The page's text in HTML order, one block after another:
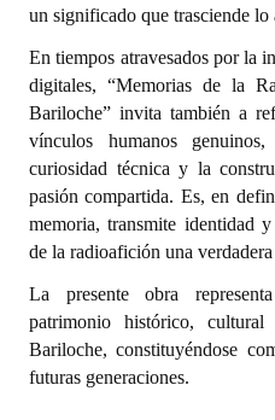
Bariloche, Municipio
Entrega de distinciones
REFORMA DE LA CARTA
un significado que trasciende
En tiempos atravesados por la
digitales, “Memorias de la
Bariloche” invita también a
vínculos humanos
curiosidad técnica y la
pasión compartida. Es, en
memoria, transmite identidad
de la radioafición una
La presente obra
patrimonio histórico,
Bariloche, constituyéndose
futuras generaciones.